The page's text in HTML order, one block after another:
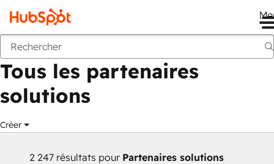
Retour
Tous les partenaires
solutions
Créer
2 247 résultats pour Partenaires solutions